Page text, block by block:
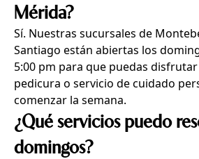
Mérida?
Sí. Nuestras sucursales de
Santiago están abiertas los
5:00 pm para que puedas
pedicura o servicio de cuidado
comenzar la semana.
¿Qué servicios puedo
domingos?